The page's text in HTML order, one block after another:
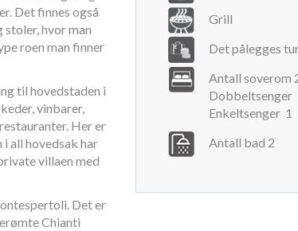
Det finnes også
hvor man
roen man finner
til hovedstaden i
vinbarer,
Her er
all hovedsak har
villaen med
Det er
Chianti
Grill
Det pålegges
Antall soverom
Dobbeltsenger
Enkeltsenger 1
Antall bad 2